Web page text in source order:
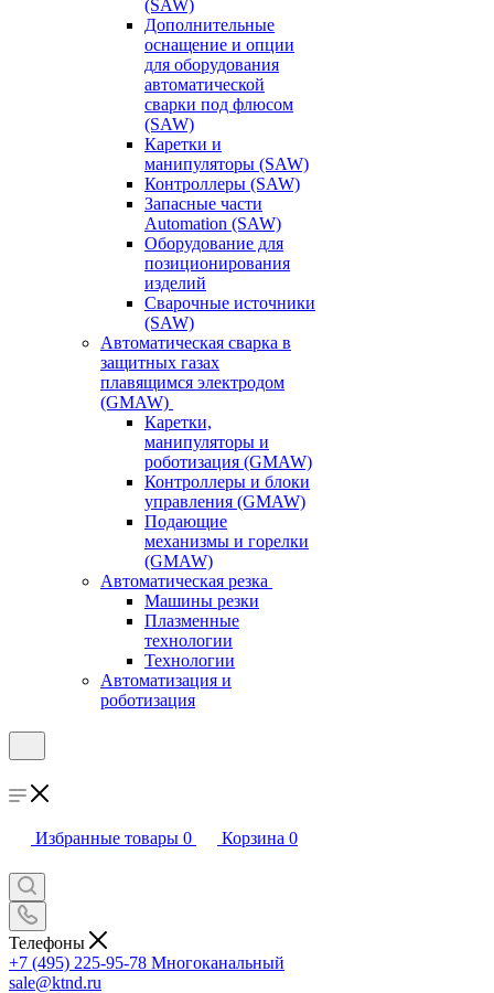
(SAW)
Дополнительные
оснащение и опции
для оборудования
автоматической
сварки под флюсом
(SAW)
Каретки и
манипуляторы (SAW)
Контроллеры (SAW)
Запасные части
Automation (SAW)
Оборудование для
позиционирования
изделий
Сварочные источники
(SAW)
Автоматическая сварка в
защитных газах
плавящимся электродом
(GMAW)
Каретки,
манипуляторы и
роботизация (GMAW)
Контроллеры и блоки
управления (GMAW)
Подающие
механизмы и горелки
(GMAW)
Автоматическая резка
Машины резки
Плазменные
технологии
Технологии
Автоматизация и
роботизация
Избранные товары 0 Корзина 0
Телефоны
+7 (495) 225-95-78 Многоканальный
sale@ktnd.ru